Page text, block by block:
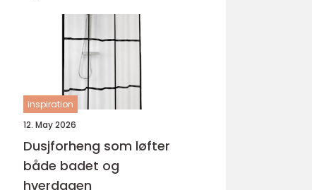
inspiration
12. May 2026
Dusjforheng som løfter
både badet og
hverdagen